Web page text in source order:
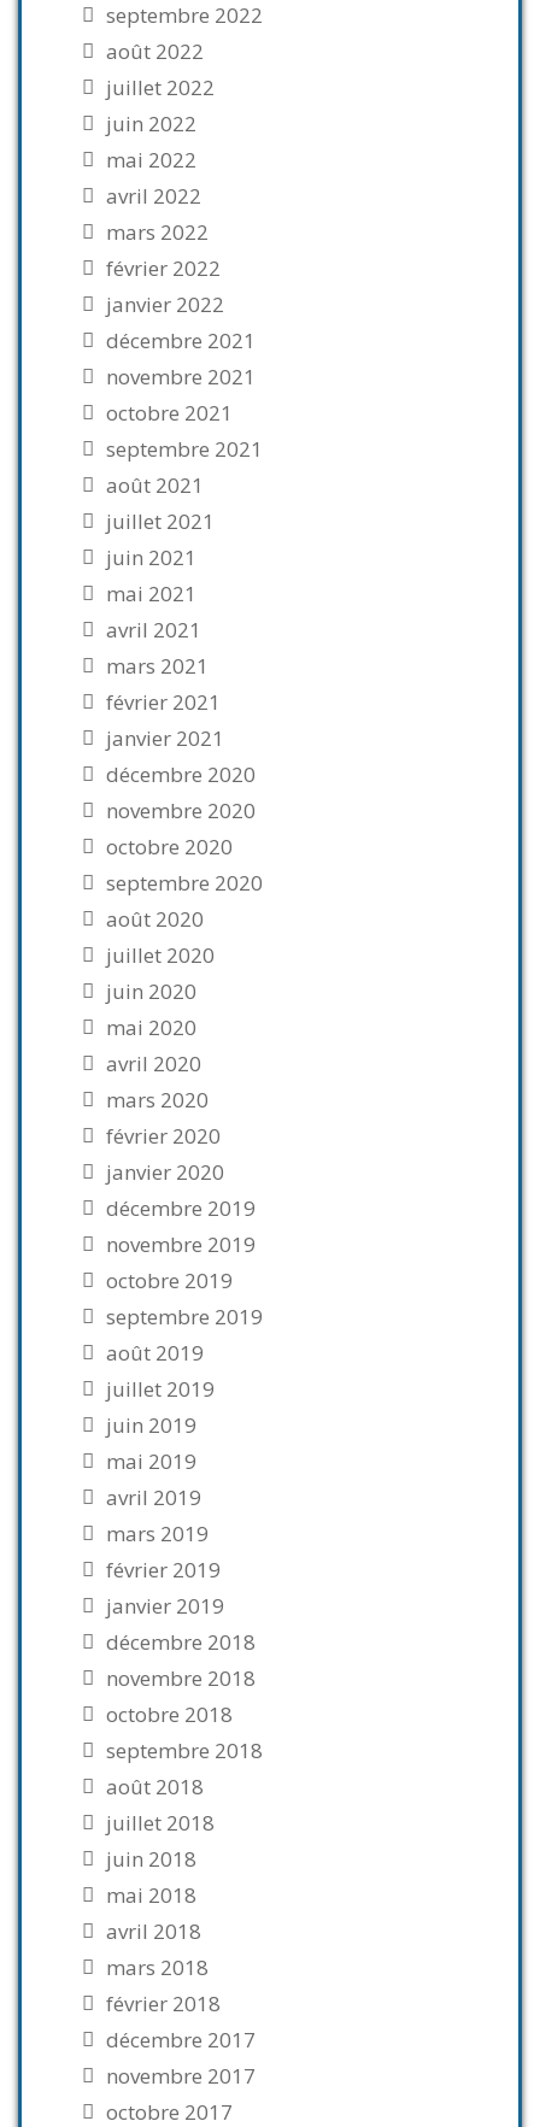
septembre 2022
août 2022
juillet 2022
juin 2022
mai 2022
avril 2022
mars 2022
février 2022
janvier 2022
décembre 2021
novembre 2021
octobre 2021
septembre 2021
août 2021
juillet 2021
juin 2021
mai 2021
avril 2021
mars 2021
février 2021
janvier 2021
décembre 2020
novembre 2020
octobre 2020
septembre 2020
août 2020
juillet 2020
juin 2020
mai 2020
avril 2020
mars 2020
février 2020
janvier 2020
décembre 2019
novembre 2019
octobre 2019
septembre 2019
août 2019
juillet 2019
juin 2019
mai 2019
avril 2019
mars 2019
février 2019
janvier 2019
décembre 2018
novembre 2018
octobre 2018
septembre 2018
août 2018
juillet 2018
juin 2018
mai 2018
avril 2018
mars 2018
février 2018
décembre 2017
novembre 2017
octobre 2017